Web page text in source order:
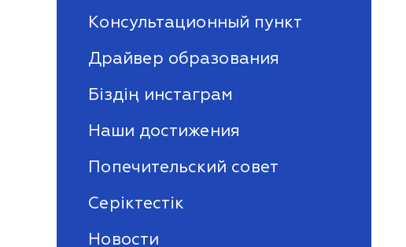
Консультационный пункт
Драйвер образования
Біздің инстаграм
Наши достижения
Попечительский совет
Серіктестік
Новости